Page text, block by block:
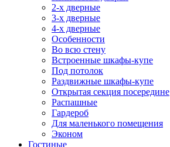
2-х дверные
3-х дверные
4-х дверные
Особенности
Во всю стену
Встроенные шкафы-купе
Под потолок
Раздвижные шкафы-купе
Открытая секция посередине
Распашные
Гардероб
Для маленького помещения
Эконом
Гостиные